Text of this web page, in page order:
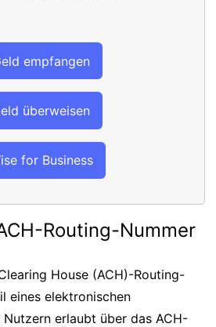
empfangen
überweisen
for Business
Routing-Nummer
House (ACH)-Routing-
eines elektronischen
Nutzern erlaubt über das ACH-